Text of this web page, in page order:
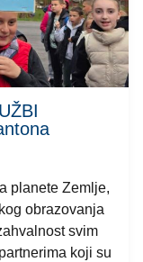
planete Zemlje,
obrazovanja
svim
koji su